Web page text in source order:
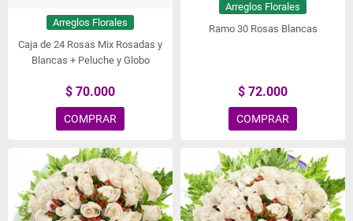
Arreglos Florales
Caja de 24 Rosas Mix Rosadas y
Blancas + Peluche y Globo
$ 70.000
COMPRAR
Arreglos Florales
Ramo 30 Rosas Blancas
$ 72.000
COMPRAR